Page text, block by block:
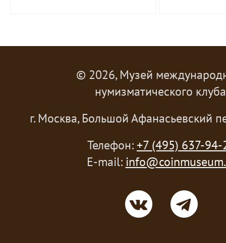
© 2026, Музей
нумизматического
г. Москва, Большой Афанасьевский
Телефон: +7 (495) 637-94-
E-mail: